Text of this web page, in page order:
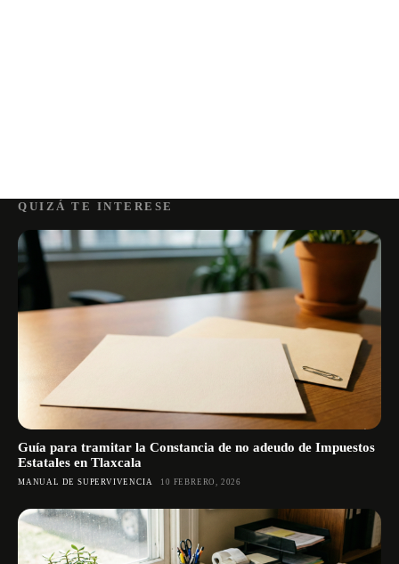
QUIZÁ TE INTERESE
Guía para tramitar la Constancia de no adeudo de Impuestos
Estatales en Tlaxcala
MANUAL DE SUPERVIVENCIA 10 FEBRERO, 2026